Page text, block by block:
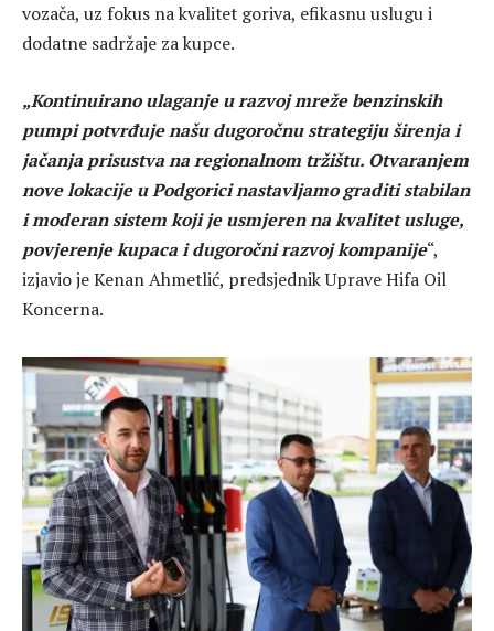
vozača, uz fokus na kvalitet goriva, efikasnu uslugu i
dodatne sadržaje za kupce.
„Kontinuirano ulaganje u razvoj mreže benzinskih
pumpi potvrđuje našu dugoročnu strategiju širenja i
jačanja prisustva na regionalnom tržištu. Otvaranjem
nove lokacije u Podgorici nastavljamo graditi stabilan
i moderan sistem koji je usmjeren na kvalitet usluge,
povjerenje kupaca i dugoročni razvoj kompanije“,
izjavio je Kenan Ahmetlić, predsjednik Uprave Hifa Oil
Koncerna.